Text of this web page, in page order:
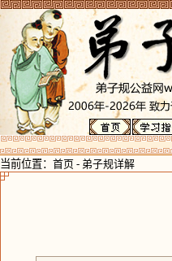
当前位置： 首页 - 弟子规详解